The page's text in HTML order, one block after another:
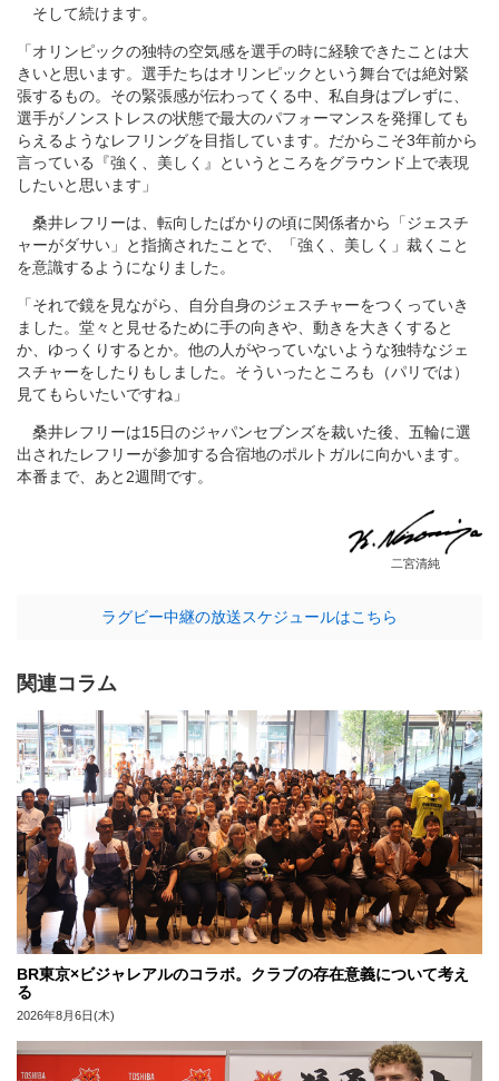
そして続けます。
「オリンピックの独特の空気感を選手の時に経験できたことは大
きいと思います。選手たちはオリンピックという舞台では絶対緊
張するもの。その緊張感が伝わってくる中、私自身はブレずに、
選手がノンストレスの状態で最大のパフォーマンスを発揮しても
らえるようなレフリングを目指しています。だからこそ3年前から
言っている『強く、美しく』というところをグラウンド上で表現
したいと思います」
桑井レフリーは、転向したばかりの頃に関係者から「ジェスチ
ャーがダサい」と指摘されたことで、「強く、美しく」裁くこと
を意識するようになりました。
「それで鏡を見ながら、自分自身のジェスチャーをつくっていき
ました。堂々と見せるために手の向きや、動きを大きくすると
か、ゆっくりするとか。他の人がやっていないような独特なジェ
スチャーをしたりもしました。そういったところも（パリでは）
見てもらいたいですね」
桑井レフリーは15日のジャパンセブンズを裁いた後、五輪に選
出されたレフリーが参加する合宿地のポルトガルに向かいます。
本番まで、あと2週間です。
二宮清純
ラグビー中継の放送スケジュールはこちら
関連コラム
BR東京×ビジャレアルのコラボ。クラブの存在意義について考え
る
2026年8月6日(木)